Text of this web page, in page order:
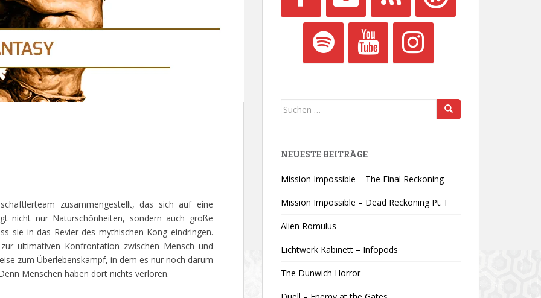
zusammengestellt, das sich auf eine
nicht nur Naturschönheiten, sondern auch große
sie in das Revier des mythischen Kong eindringen.
ultimativen Konfrontation zwischen Mensch und
zum Überlebenskampf, in dem es nur noch darum
Menschen haben dort nichts verloren.
Suchen
NEUESTE BEITRÄGE
Mission Impossible – The Final Reckoning
Mission Impossible – Dead Reckoning Pt. I
Alien Romulus
Lichtwerk Kabinett – Infopods
The Dunwich Horror